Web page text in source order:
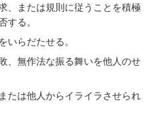
、または規則に従うことを積極
する。
いらだたせる。
、無作法な振る舞いを他人のせ
たは他人からイライラさせられ